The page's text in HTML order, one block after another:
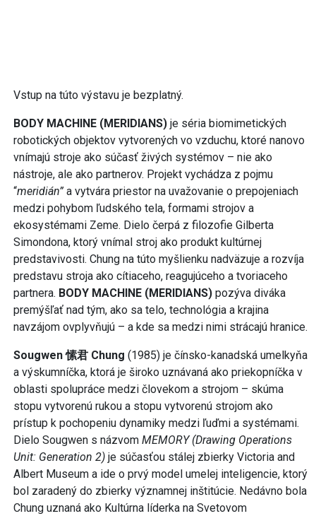
Vstup na túto výstavu je bezplatný.
BODY MACHINE (MERIDIANS) je séria biomimetických
robotických objektov vytvorených vo vzduchu, ktoré nanovo
vnímajú stroje ako súčasť živých systémov – nie ako
nástroje, ale ako partnerov. Projekt vychádza z pojmu
“meridián” a vytvára priestor na uvažovanie o prepojeniach
medzi pohybom ľudského tela, formami strojov a
ekosystémami Zeme. Dielo čerpá z filozofie Gilberta
Simondona, ktorý vnímal stroj ako produkt kultúrnej
predstavivosti. Chung na túto myšlienku nadväzuje a rozvíja
predstavu stroja ako cítiaceho, reagujúceho a tvoriaceho
partnera. BODY MACHINE (MERIDIANS) pozýva diváka
premýšľať nad tým, ako sa telo, technológia a krajina
navzájom ovplyvňujú – a kde sa medzi nimi strácajú hranice.
Sougwen愫君 Chung (1985) je čínsko-kanadská umelkyňa
a výskumníčka, ktorá je široko uznávaná ako priekopníčka v
oblasti spolupráce medzi človekom a strojom – skúma
stopu vytvorenú rukou a stopu vytvorenú strojom ako
prístup k pochopeniu dynamiky medzi ľuďmi a systémami.
Dielo Sougwen s názvom MEMORY (Drawing Operations
Unit: Generation 2) je súčasťou stálej zbierky Victoria and
Albert Museum a ide o prvý model umelej inteligencie, ktorý
bol zaradený do zbierky významnej inštitúcie. Nedávno bola
Chung uznaná ako Kultúrna líderka na Svetovom